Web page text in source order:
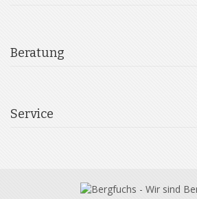
Beratung
Service